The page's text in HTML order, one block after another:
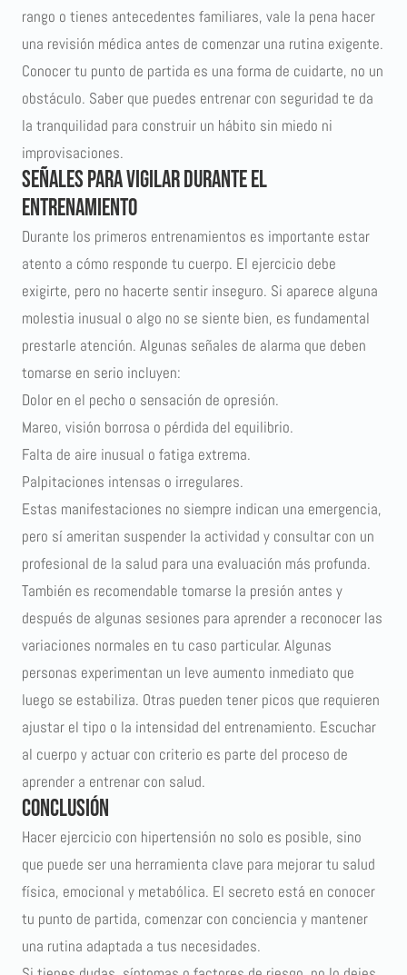
rango o tienes antecedentes familiares, vale la pena hacer
una revisión médica antes de comenzar una rutina exigente.
Conocer tu punto de partida es una forma de cuidarte, no un
obstáculo. Saber que puedes entrenar con seguridad te da
la tranquilidad para construir un hábito sin miedo ni
improvisaciones.
Señales para vigilar durante el
entrenamiento
Durante los primeros entrenamientos es importante estar
atento a cómo responde tu cuerpo. El ejercicio debe
exigirte, pero no hacerte sentir inseguro. Si aparece alguna
molestia inusual o algo no se siente bien, es fundamental
prestarle atención. Algunas señales de alarma que deben
tomarse en serio incluyen:
Dolor en el pecho o sensación de opresión.
Mareo, visión borrosa o pérdida del equilibrio.
Falta de aire inusual o fatiga extrema.
Palpitaciones intensas o irregulares.
Estas manifestaciones no siempre indican una emergencia,
pero sí ameritan suspender la actividad y consultar con un
profesional de la salud para una evaluación más profunda.
También es recomendable tomarse la presión antes y
después de algunas sesiones para aprender a reconocer las
variaciones normales en tu caso particular. Algunas
personas experimentan un leve aumento inmediato que
luego se estabiliza. Otras pueden tener picos que requieren
ajustar el tipo o la intensidad del entrenamiento. Escuchar
al cuerpo y actuar con criterio es parte del proceso de
aprender a entrenar con salud.
Conclusión
Hacer ejercicio con hipertensión no solo es posible, sino
que puede ser una herramienta clave para mejorar tu salud
física, emocional y metabólica. El secreto está en conocer
tu punto de partida, comenzar con conciencia y mantener
una rutina adaptada a tus necesidades.